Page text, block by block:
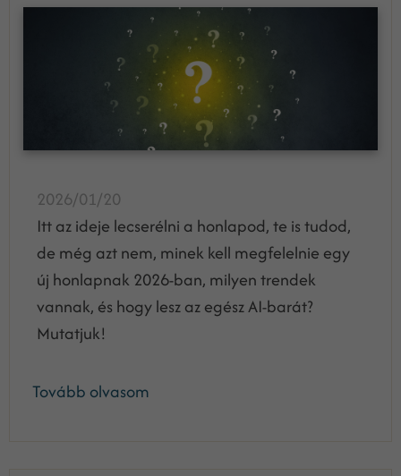
2026/01/20
Itt az ideje lecserélni a honlapod, te is tudod,
de még azt nem, minek kell megfelelnie egy
új honlapnak 2026-ban, milyen trendek
vannak, és hogy lesz az egész AI-barát?
Mutatjuk!
Tovább olvasom